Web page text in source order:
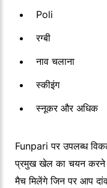
Poli
रग्बी
नाव चलाना
स्कीइंग
स्नूकर और अधिक
Funpari पर उपलब्ध
प्रमुख खेल का चयन करने
मैच मिलेंगे जिन पर आप